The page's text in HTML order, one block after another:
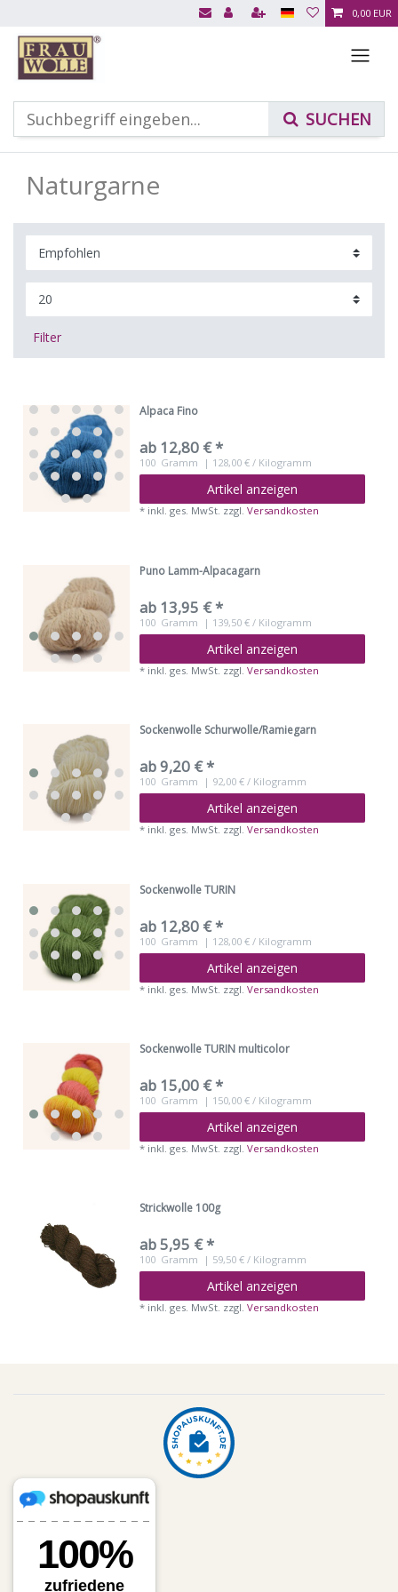
0,00 EUR
Naturgarne
Filter
Alpaca Fino
ab 12,80 € *
100 Gramm | 128,00 € / Kilogramm
Artikel anzeigen
* inkl. ges. MwSt. zzgl.Versandkosten
Puno Lamm-Alpacagarn
ab 13,95 € *
100 Gramm | 139,50 € / Kilogramm
Artikel anzeigen
* inkl. ges. MwSt. zzgl.Versandkosten
Sockenwolle Schurwolle/Ramiegarn
ab 9,20 € *
100 Gramm | 92,00 € / Kilogramm
Artikel anzeigen
* inkl. ges. MwSt. zzgl.Versandkosten
Sockenwolle TURIN
ab 12,80 € *
100 Gramm | 128,00 € / Kilogramm
Artikel anzeigen
* inkl. ges. MwSt. zzgl.Versandkosten
Sockenwolle TURIN multicolor
ab 15,00 € *
100 Gramm | 150,00 € / Kilogramm
Artikel anzeigen
* inkl. ges. MwSt. zzgl.Versandkosten
Strickwolle 100g
ab 5,95 € *
100 Gramm | 59,50 € / Kilogramm
Artikel anzeigen
* inkl. ges. MwSt. zzgl.Versandkosten